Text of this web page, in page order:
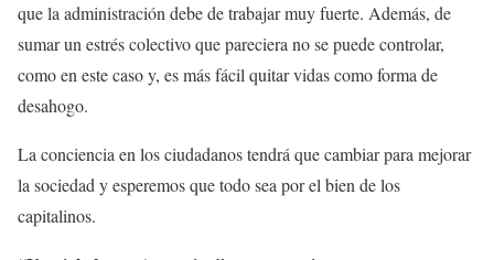
que la administración debe de trabajar muy fuerte. Además, de
sumar un estrés colectivo que pareciera no se puede controlar,
como en este caso y, es más fácil quitar vidas como forma de
desahogo.
La conciencia en los ciudadanos tendrá que cambiar para mejorar
la sociedad y esperemos que todo sea por el bien de los
capitalinos.